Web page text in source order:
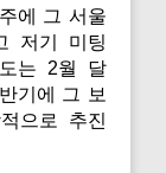
에 그 서울
저기 미팅
는 2월 달
기에 그 보
으로 추진